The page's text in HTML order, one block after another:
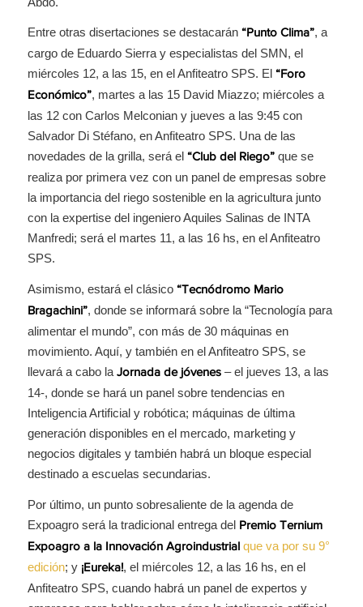
Entre otras disertaciones se destacarán “Punto Clima”, a
cargo de Eduardo Sierra y especialistas del SMN, el
miércoles 12, a las 15, en el Anfiteatro SPS. El “Foro
Económico”, martes a las 15 David Miazzo; miércoles a
las 12 con Carlos Melconian y jueves a las 9:45 con
Salvador Di Stéfano, en Anfiteatro SPS. Una de las
novedades de la grilla, será el “Club del Riego”que se
realiza por primera vez con un panel de empresas sobre
la importancia del riego sostenible en la agricultura junto
con la expertise del ingeniero Aquiles Salinas de INTA
Manfredi; será el martes 11, a las 16 hs, en el Anfiteatro
SPS.
Asimismo, estará el clásico “Tecnódromo Mario
Bragachini”, donde se informará sobre la “Tecnología para
alimentar el mundo”, con más de 30 máquinas en
movimiento. Aquí, y también en el Anfiteatro SPS, se
llevará a cabo la Jornada de jóvenes– el jueves 13, a las
14-, donde se hará un panel sobre tendencias en
Inteligencia Artificial y robótica; máquinas de última
generación disponibles en el mercado, marketing y
negocios digitales y también habrá un bloque especial
destinado a escuelas secundarias.
Por último, un punto sobresaliente de la agenda de
Expoagro será la tradicional entrega del Premio Ternium
Expoagro a la Innovación Agroindustrial que va por su 9°
edición; y ¡Eureka!, el miércoles 12, a las 16 hs, en el
Anfiteatro SPS, cuando habrá un panel de expertos y